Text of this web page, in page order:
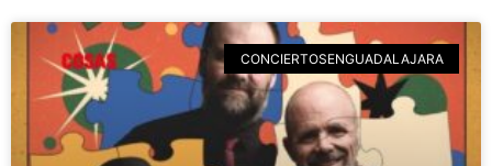
CONCIERTOSENGUADALAJARA